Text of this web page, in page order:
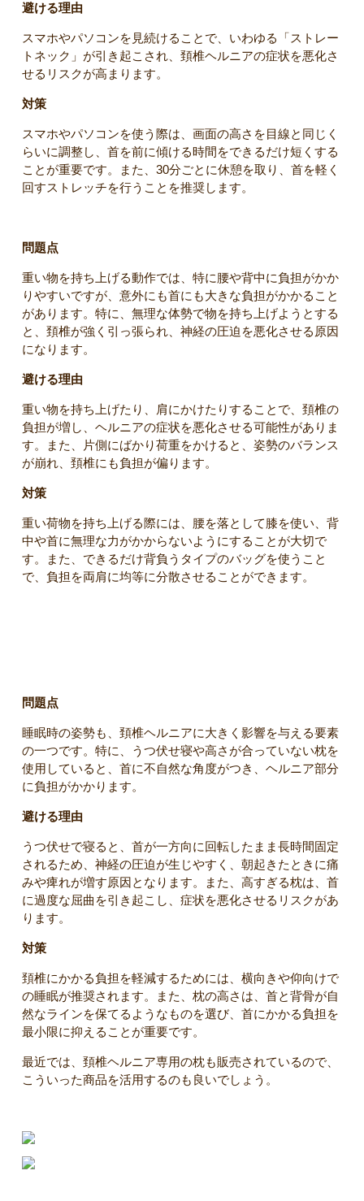
避ける理由
スマホやパソコンを見続けることで、いわゆる「ストレー
トネック」が引き起こされ、頚椎ヘルニアの症状を悪化さ
せるリスクが高まります。
対策
スマホやパソコンを使う際は、画面の高さを目線と同じく
らいに調整し、首を前に傾ける時間をできるだけ短くする
ことが重要です。また、30分ごとに休憩を取り、首を軽く
回すストレッチを行うことを推奨します。
問題点
重い物を持ち上げる動作では、特に腰や背中に負担がかか
りやすいですが、意外にも首にも大きな負担がかかること
があります。特に、無理な体勢で物を持ち上げようとする
と、頚椎が強く引っ張られ、神経の圧迫を悪化させる原因
になります。
避ける理由
重い物を持ち上げたり、肩にかけたりすることで、頚椎の
負担が増し、ヘルニアの症状を悪化させる可能性がありま
す。また、片側にばかり荷重をかけると、姿勢のバランス
が崩れ、頚椎にも負担が偏ります。
対策
重い荷物を持ち上げる際には、腰を落として膝を使い、背
中や首に無理な力がかからないようにすることが大切で
す。また、できるだけ背負うタイプのバッグを使うこと
で、負担を両肩に均等に分散させることができます。
問題点
睡眠時の姿勢も、頚椎ヘルニアに大きく影響を与える要素
の一つです。特に、うつ伏せ寝や高さが合っていない枕を
使用していると、首に不自然な角度がつき、ヘルニア部分
に負担がかかります。
避ける理由
うつ伏せで寝ると、首が一方向に回転したまま長時間固定
されるため、神経の圧迫が生じやすく、朝起きたときに痛
みや痺れが増す原因となります。また、高すぎる枕は、首
に過度な屈曲を引き起こし、症状を悪化させるリスクがあ
ります。
対策
頚椎にかかる負担を軽減するためには、横向きや仰向けで
の睡眠が推奨されます。また、枕の高さは、首と背骨が自
然なラインを保てるようなものを選び、首にかかる負担を
最小限に抑えることが重要です。
最近では、頚椎ヘルニア専用の枕も販売されているので、
こういった商品を活用するのも良いでしょう。